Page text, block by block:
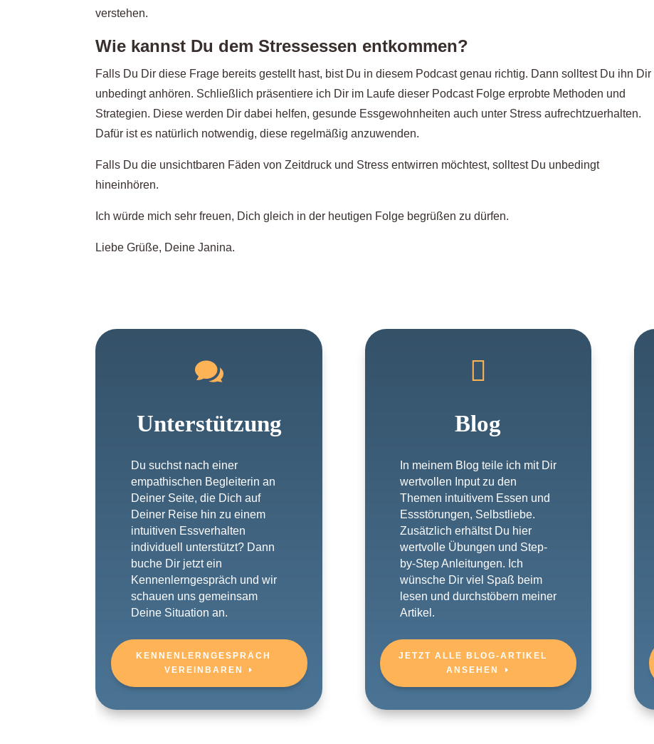
verstehen.
Wie kannst Du dem Stressessen entkommen?
Falls Du Dir diese Frage bereits gestellt hast, bist Du in diesem Podcast genau richtig. Dann solltest Du ihn Dir
unbedingt anhören. Schließlich präsentiere ich Dir im Laufe dieser Podcast Folge erprobte Methoden und
Strategien. Diese werden Dir dabei helfen, gesunde Essgewohnheiten auch unter Stress aufrechtzuerhalten.
Dafür ist es natürlich notwendig, diese regelmäßig anzuwenden.
Falls Du die unsichtbaren Fäden von Zeitdruck und Stress entwirren möchtest, solltest Du unbedingt
hineinhören.
Ich würde mich sehr freuen, Dich gleich in der heutigen Folge begrüßen zu dürfen.
Liebe Grüße, Deine Janina.

Unterstützung
Du suchst nach einer
empathischen Begleiterin an
Deiner Seite, die Dich auf
Deiner Reise hin zu einem
intuitiven Essverhalten
individuell unterstützt? Dann
buche Dir jetzt ein
Kennenlerngespräch und wir
schauen uns gemeinsam
Deine Situation an.
KENNENLERNGESPRÄCH
VEREINBAREN

Blog
In meinem Blog teile ich mit Dir
wertvollen Input zu den
Themen intuitivem Essen und
Essstörungen, Selbstliebe.
Zusätzlich erhältst Du hier
wertvolle Übungen und Step-
by-Step Anleitungen. Ich
wünsche Dir viel Spaß beim
lesen und durchstöbern meiner
Artikel.
JETZT ALLE BLOG-ARTIKEL
ANSEHEN